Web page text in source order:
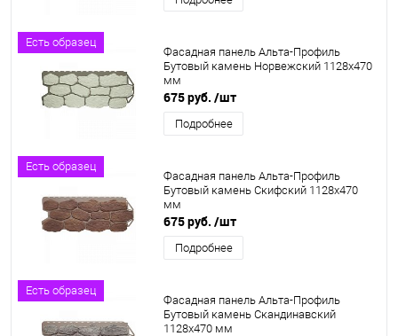
Есть образец
Фасадная панель Альта-Профиль
Бутовый камень Норвежский 1128х470
мм
675 руб. /шт
Подробнее
Есть образец
Фасадная панель Альта-Профиль
Бутовый камень Скифский 1128х470
мм
675 руб. /шт
Подробнее
Есть образец
Фасадная панель Альта-Профиль
Бутовый камень Скандинавский
1128х470 мм